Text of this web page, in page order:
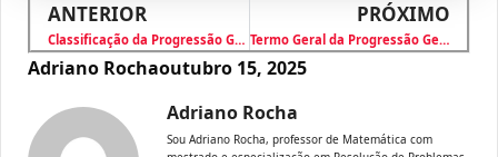
ANTERIOR
Classificação da Progressão Geométrica
PRÓXIMO
Termo Geral da Progressão Geométrica PG
Adriano Rochaoutubro 15, 2025
Adriano Rocha
Sou Adriano Rocha, professor de Matemática com